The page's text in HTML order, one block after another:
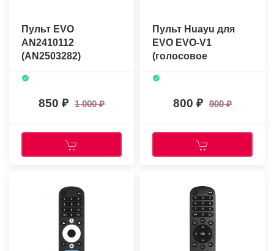
Пульт EVO
AN2410112
(AN2503282)
(голосовое
управление)
(оригинальный)
850 1 000
Пульт Huayu для
EVO EVO-V1
(голосовое
управление) +
батарейки
800 900